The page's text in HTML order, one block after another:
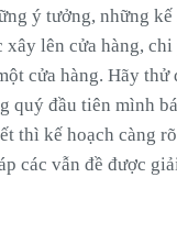
ý tưởng, những
xây lên cửa hàng,
cửa hàng. Hãy thử
quý đầu tiên mình
thì kế hoạch càng
các vẫn đề được